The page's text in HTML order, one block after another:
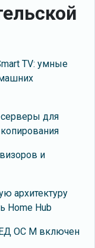
TV: умные
для
и
архитектуру
Home Hub
ОС М включен